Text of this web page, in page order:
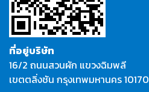
ที่อยู่บริษัท
16/2 ถนนสวนผัก แขวงฉิมพลี
เขตตลิ่งชัน กรุงเทพมหานคร 10170